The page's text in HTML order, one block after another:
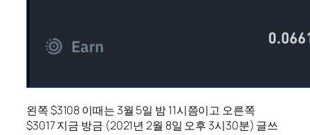
왼쪽 $3108 이때는 3월 5일 밤 11시쯤이고 오른쪽
$3017 지금 방금 (2021년 2월 8일 오후 3시30분) 글쓰